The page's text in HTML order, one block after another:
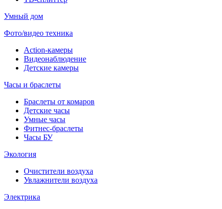
Умный дом
Фото/видео техника
Action-камеры
Видеонаблюдение
Детские камеры
Часы и браслеты
Браслеты от комаров
Детские часы
Умные часы
Фитнес-браслеты
Часы БУ
Экология
Очистители воздуха
Увлажнители воздуха
Электрика